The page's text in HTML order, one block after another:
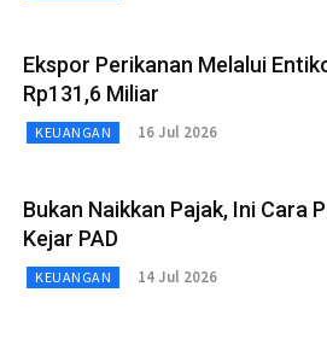
Ekspor Perikanan Melalui
Rp131,6 Miliar
KEUANGAN 16 Jul 2026
Bukan Naikkan Pajak, Ini Cara
Kejar PAD
KEUANGAN 14 Jul 2026